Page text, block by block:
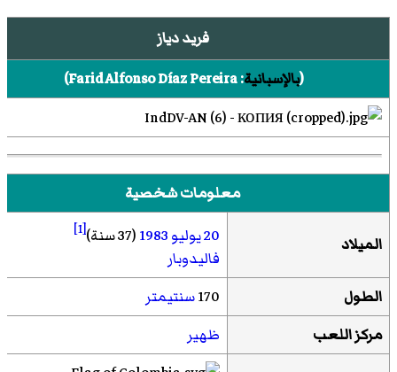
فريد دياز
(بالإسبانية:
Farid Alfonso Díaz Pereira
)‏
معلومات شخصية
الميلاد 20 يوليو 1983(37 سنة) [1]
فاليدوبار
الطول
170سنتيمتر
مركز اللعب
ظهير